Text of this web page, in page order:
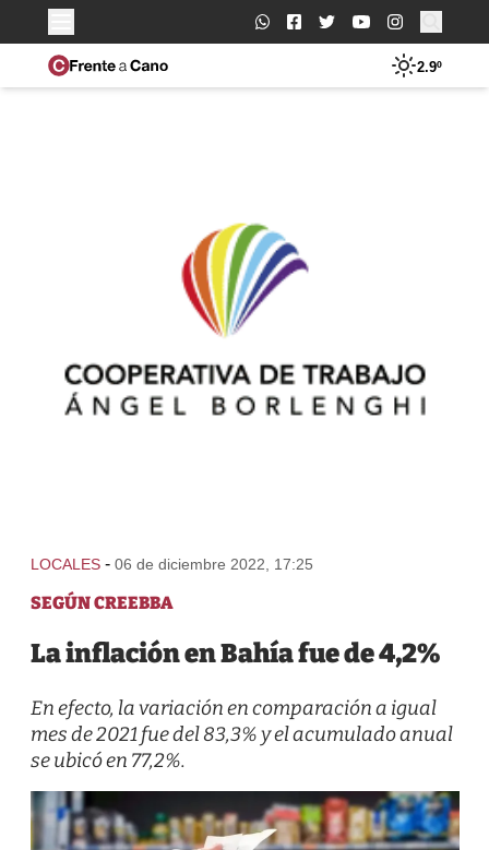
Buscar:
2.9º
LOCALES - 06 de diciembre 2022, 17:25
SEGÚN CREEBBA
La inflación en Bahía fue de 4,2%
En efecto, la variación en comparación a igual
mes de 2021 fue del 83,3% y el acumulado anual
se ubicó en 77,2%.